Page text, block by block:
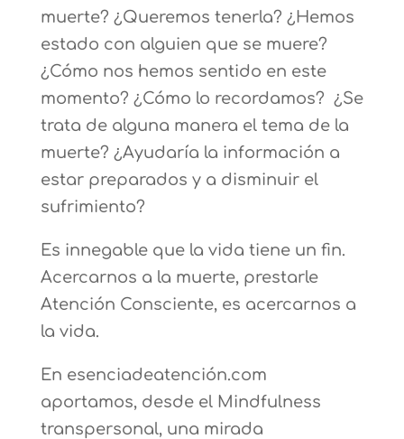
muerte? ¿Queremos tenerla? ¿Hemos
estado con alguien que se muere?
¿Cómo nos hemos sentido en este
momento? ¿Cómo lo recordamos? ¿Se
trata de alguna manera el tema de la
muerte? ¿Ayudaría la información a
estar preparados y a disminuir el
sufrimiento?
Es innegable que la vida tiene un fin.
Acercarnos a la muerte, prestarle
Atención Consciente, es acercarnos a
la vida.
En esenciadeatención.com
aportamos, desde el Mindfulness
transpersonal, una mirada